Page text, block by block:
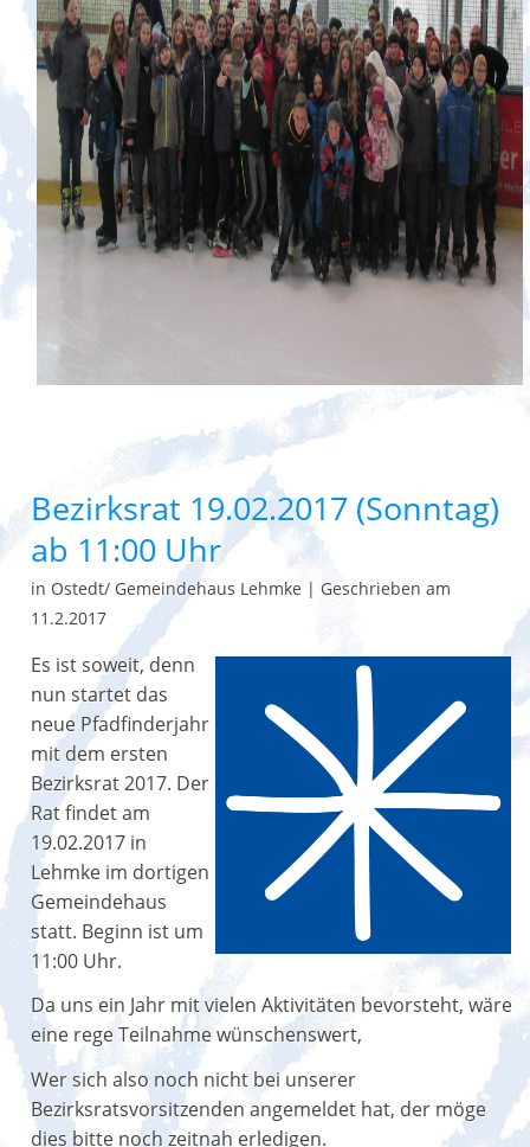
Bezirksrat 19.02.2017 (Sonntag)
ab 11:00 Uhr
in Ostedt/ Gemeindehaus Lehmke | Geschrieben am
11.2.2017
Es ist soweit, denn
nun startet das
neue Pfadfinderjahr
mit dem ersten
Bezirksrat 2017. Der
Rat findet am
19.02.2017 in
Lehmke im dortigen
Gemeindehaus
statt. Beginn ist um
11:00 Uhr.
Da uns ein Jahr mit vielen Aktivitäten bevorsteht, wäre
eine rege Teilnahme wünschenswert,
Wer sich also noch nicht bei unserer
Bezirksratsvorsitzenden angemeldet hat, der möge
dies bitte noch zeitnah erledigen.